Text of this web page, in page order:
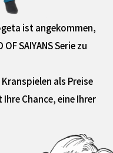
ist angekommen,
SAIYANS Serie zu
als Preise
Chance, eine Ihrer